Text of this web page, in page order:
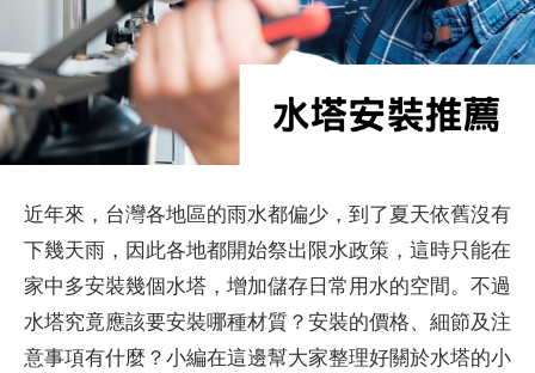
近年來，台灣各地區的雨水都偏少，到了夏天依舊沒有
下幾天雨，因此各地都開始祭出限水政策，這時只能在
家中多安裝幾個水塔，增加儲存日常用水的空間。不過
水塔究竟應該要安裝哪種材質？安裝的價格、細節及注
意事項有什麼？小編在這邊幫大家整理好關於水塔的小